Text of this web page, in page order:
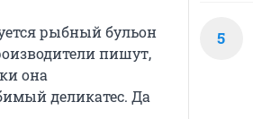
рыбный бульон
пишут,
она
деликатес. Да
5